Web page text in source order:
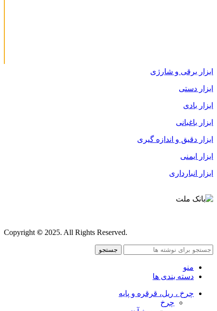
ابزار برقی و شارژی
ابزار دستی
ابزار بادی
ابزار باغبانی
ابزار دقیق و اندازه گیری
ابزار ایمنی
ابزار انبارداری
Copyright© 2025. All Rights Reserved.
جستجو
منو
دسته بندی ها
چرخ ، ریل، قرقره و پایه
چرخ